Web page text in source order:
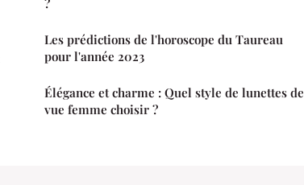
?
Les prédictions de l'horoscope du Taureau
pour l'année 2023
Élégance et charme : Quel style de lunettes de
vue femme choisir ?